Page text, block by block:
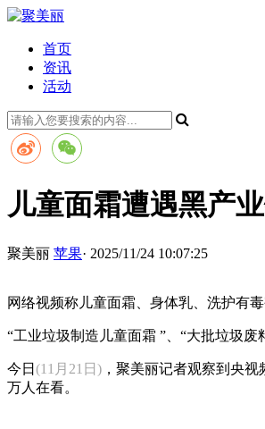
首页
资讯
活动
儿童面霜遭遇黑产
聚美丽 苹果· 2025/11/24 10:07:25
网络视频称儿童面霜、身体乳、洗护有
“工业垃圾制造儿童面霜 ”、“大批垃圾
今日 (11月21日) ，聚美丽记者观察到央
万人在看。